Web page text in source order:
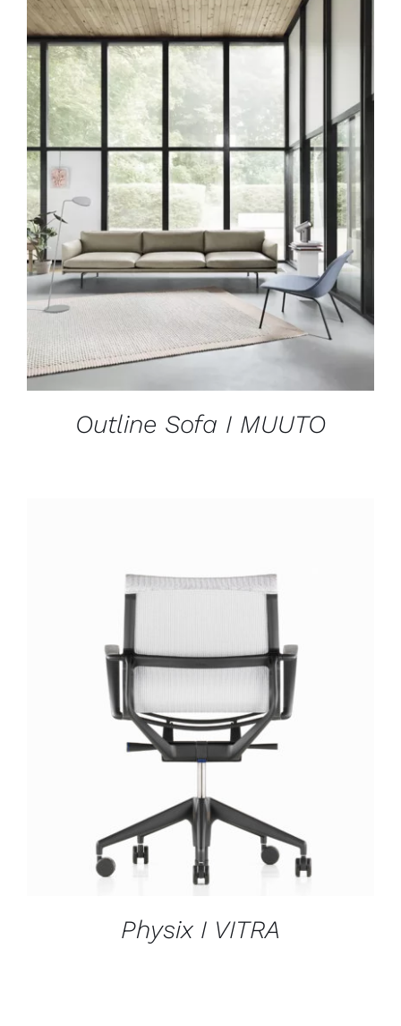
DÉTAILS
Outline Sofa I MUUTO
Physix I VITRA